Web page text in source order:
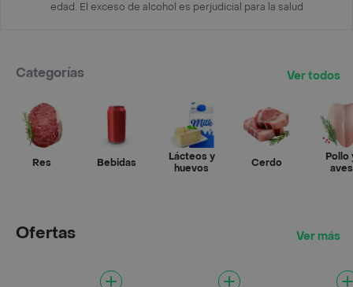
edad. El exceso de alcohol es perjudicial para la salud
Categorías Ver todos
Res Bebidas
Lácteos y
huevos
Cerdo
Pollo
aves
Ofertas Ver más